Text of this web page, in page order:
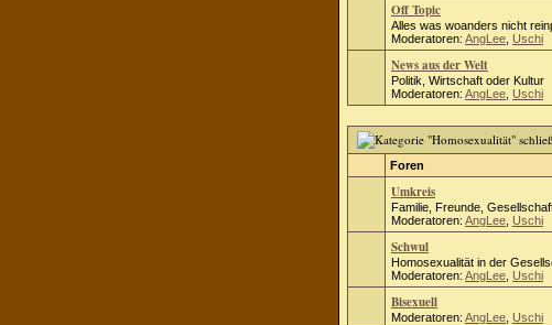
Off Topic
Alles was woanders nicht
Moderatoren: AngLee Uschi
News aus der Welt
Politik, Wirtschaft oder Kultur
Moderatoren: AngLee Uschi
Foren
Umkreis
Familie, Freunde,
Moderatoren: AngLee Uschi
Schwul
Homosexualität in der
Moderatoren: AngLee Uschi
Bisexuell
Moderatoren: AngLee Uschi